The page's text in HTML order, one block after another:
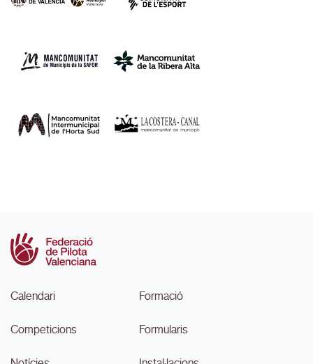
Calendari
Competicions
Formació
Formularis